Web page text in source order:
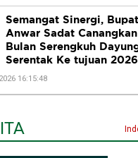
Semangat Sinergi,
Anwar Sadat Canangkan
Bulan Serengkuh
Serentak Ke tujuan 2026
16:15:48